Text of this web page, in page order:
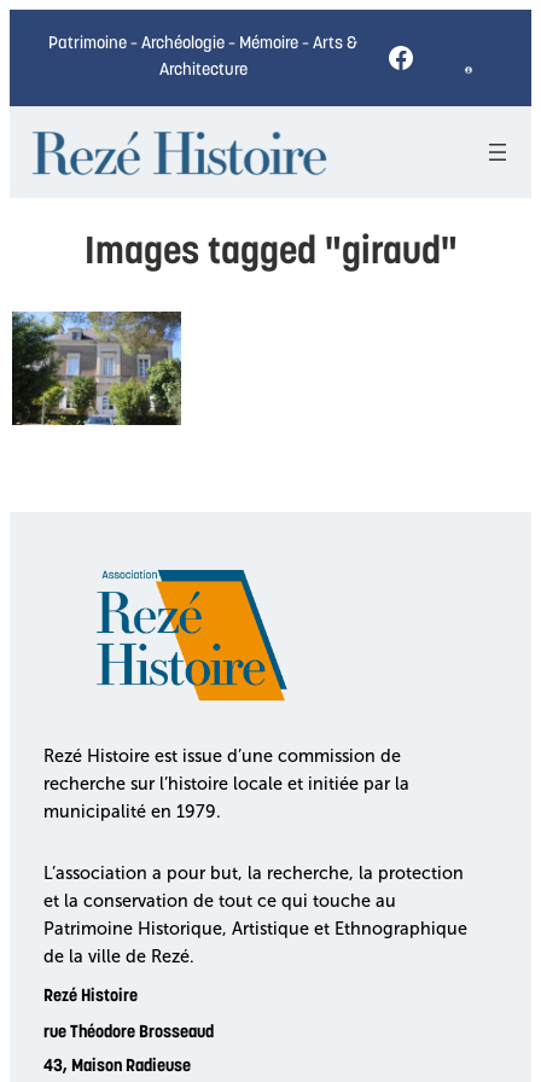
Patrimoine – Archéologie – Mémoire – Arts &
Architecture
Facebook
Images tagged "giraud"
Rezé Histoire est issue d’une commission de
recherche sur l’histoire locale et initiée par la
municipalité en 1979.
L’association a pour but, la recherche, la protection
et la conservation de tout ce qui touche au
Patrimoine Historique, Artistique et Ethnographique
de la ville de Rezé.
Rezé Histoire
rue Théodore Brosseaud
43, Maison Radieuse